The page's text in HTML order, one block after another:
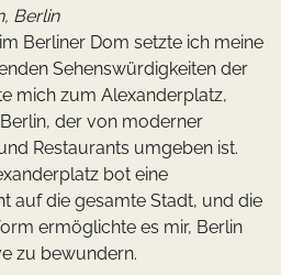
Berlin
Berliner Dom setzte ich meine
Sehenswürdigkeiten der
mich zum Alexanderplatz,
der von moderner
Restaurants umgeben ist.
bot eine
auf die gesamte Stadt, und die
ermöglichte es mir, Berlin
zu bewundern.